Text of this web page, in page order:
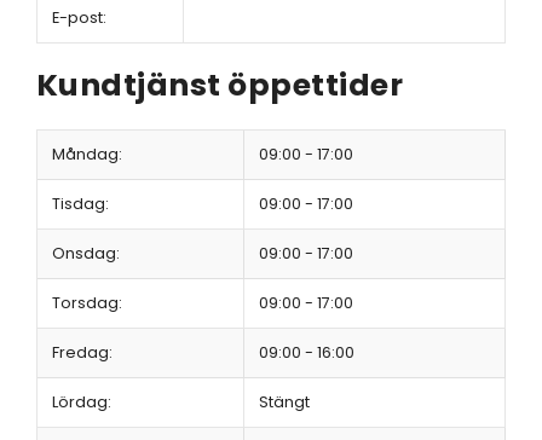
E-post:
Kundtjänst öppettider
Måndag: 09:00 - 17:00
Tisdag: 09:00 - 17:00
Onsdag: 09:00 - 17:00
Torsdag: 09:00 - 17:00
Fredag: 09:00 - 16:00
Lördag: Stängt